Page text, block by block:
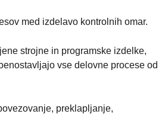
med izdelavo kontrolnih omar.
strojne in programske izdelke,
vse delovne procese od
preklapljanje,